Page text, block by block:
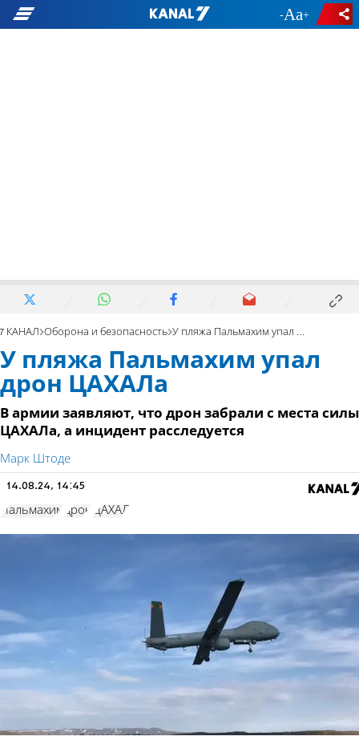
- +
7 КАНАЛ Оборона и безопасность У пляжа Пальмахим упал дрон ЦАХАЛа
У пляжа Пальмахим упал
дрон ЦАХАЛа
В армии заявляют, что дрон забрали с места силы
ЦАХАЛа, а инцидент расследуется
Марк Штоде
14.08.24, 14:45
Пальмахим дрон ЦАХАЛ